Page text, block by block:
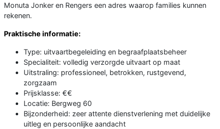
Monuta Jonker en Rengers een adres waarop families kunnen
rekenen.
Praktische informatie:
Type: uitvaartbegeleiding en begraafplaatsbeheer
Specialiteit: volledig verzorgde uitvaart op maat
Uitstraling: professioneel, betrokken, rustgevend,
zorgzaam
Prijsklasse: €€
Locatie: Bergweg 60
Bijzonderheid: zeer attente dienstverlening met duidelijke
uitleg en persoonlijke aandacht